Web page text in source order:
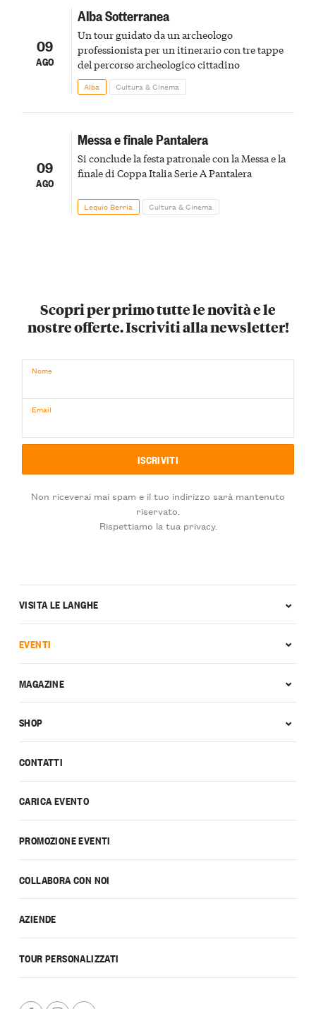
09
AGO
Alba Sotterranea
Un tour guidato da un archeologo
professionista per un itinerario con tre tappe
del percorso archeologico cittadino
Alba Cultura & Cinema
09
AGO
Messa e finale Pantalera
Si conclude la festa patronale con la Messa e la
finale di Coppa Italia Serie A Pantalera
Lequio Berria Cultura & Cinema
Scopri per primo tutte le novità e le
nostre offerte. Iscriviti alla newsletter!
Nome
Email
Non riceverai mai spam e il tuo indirizzo sarà mantenuto
riservato.
Rispettiamo la tua privacy.
CONTATTI
CARICA EVENTO
PROMOZIONE EVENTI
COLLABORA CON NOI
AZIENDE
TOUR PERSONALIZZATI
VISITA LE LANGHE
EVENTI
MAGAZINE
SHOP